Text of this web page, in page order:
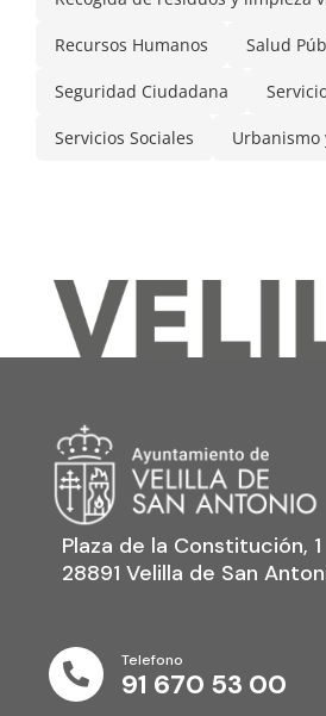
Recursos Humanos Salud
Seguridad Ciudadana
Servicios Sociales Urbanismo
Plaza de la Constitución, 1
28891 Velilla de San

Telefono
91 670 53 00